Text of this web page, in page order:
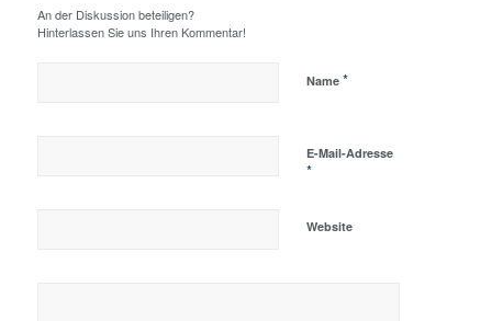
An der Diskussion beteiligen?
Hinterlassen Sie uns Ihren Kommentar!
Name *
E-Mail-Adresse
*
Website